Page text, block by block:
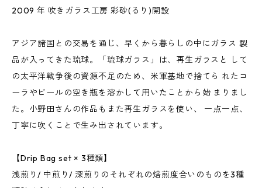
2009 年 吹きガラス工房 彩砂(るり)開設
アジア諸国との交易を通じ、早くから暮らしの中にガラス 製
品が入ってきた琉球。「琉球ガラス」は、再生ガラスと して
の太平洋戦争後の資源不足のため、米軍基地で捨てら れたコ
ーラやビールの空き瓶を溶かして用いたことから始 まりまし
た。小野田さんの作品もまた再生ガラスを使い、 一点一点、
丁寧に吹くことで生み出されています。
【Drip Bag set × 3種類】
浅煎り/ 中煎り/ 深煎りのそれぞれの焙煎度合いのものを3種